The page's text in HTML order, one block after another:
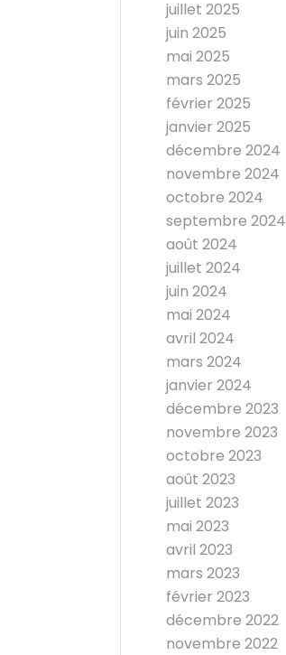
juillet 2025
juin 2025
mai 2025
mars 2025
février 2025
janvier 2025
décembre 2024
novembre 2024
octobre 2024
septembre 2024
août 2024
juillet 2024
juin 2024
mai 2024
avril 2024
mars 2024
janvier 2024
décembre 2023
novembre 2023
octobre 2023
août 2023
juillet 2023
mai 2023
avril 2023
mars 2023
février 2023
décembre 2022
novembre 2022